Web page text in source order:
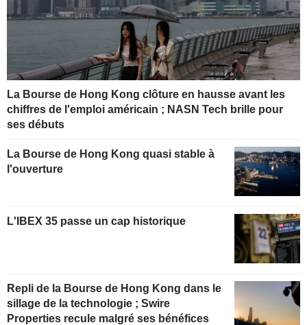
La Bourse de Hong Kong clôture en hausse avant les
chiffres de l'emploi américain ; NASN Tech brille pour
ses débuts
La Bourse de Hong Kong quasi stable à
l'ouverture
L'IBEX 35 passe un cap historique
Repli de la Bourse de Hong Kong dans le
sillage de la technologie ; Swire
Properties recule malgré ses bénéfices